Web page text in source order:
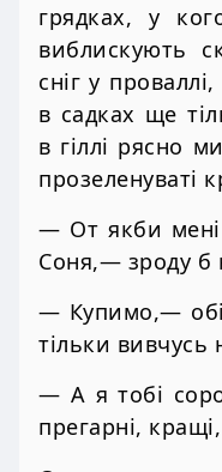
грядках, у
виблискують
сніг у
в садках ще
в гіллі рясно
прозеленуваті
— От якби
Соня,— зроду б
— Купимо,—
тільки
— А я тобі
прегарні,